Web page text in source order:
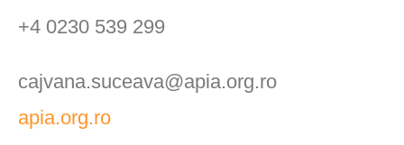
+4 0230 539 299
cajvana.suceava@apia.org.ro
apia.org.ro